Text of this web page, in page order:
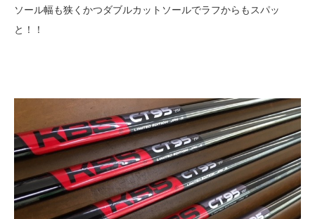
ソール幅も狭くかつダブルカットソールでラフからもスパッ
と！！